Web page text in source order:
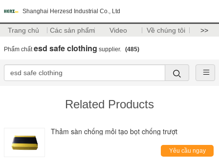
Shanghai Herzesd Industrial Co., Ltd
Trang chủ Các sản phẩm Video Về chúng tôi >>
Phẩm chấtesd safe clothing supplier. (485)
Related Products
Thảm sàn chống mỏi tạo bọt chống trượt
Yêu cầu ngay